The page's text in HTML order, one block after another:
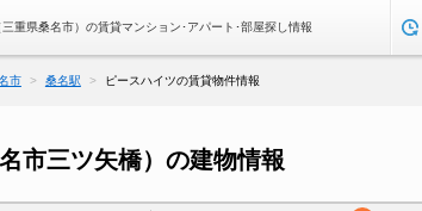
重県桑名市）の賃貸マンション･アパート･部屋探し情報
市 桑名駅 ピースハイツの賃貸物件情報
市三ツ矢橋）の建物情報